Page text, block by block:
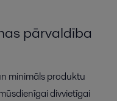
pārvaldība
minimāls produktu
divvietīgai